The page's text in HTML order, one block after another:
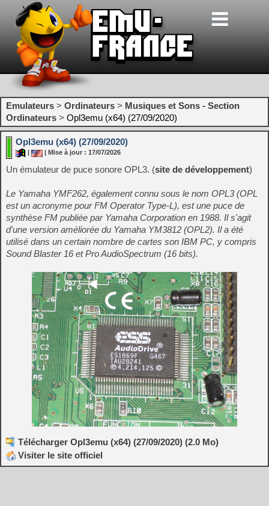
Emulateurs > Ordinateurs > Musiques et Sons - Section
Ordinateurs > Opl3emu (x64) (27/09/2020)
Opl3emu (x64) (27/09/2020)
| Mise à jour : 17/07/2026
Un émulateur de puce sonore OPL3. (site de développement)
Le Yamaha YMF262, également connu sous le nom OPL3 (OPL
est un acronyme pour FM Operator Type-L), est une puce de
synthèse FM publiée par Yamaha Corporation en 1988. Il s'agit
d'une version améliorée du Yamaha YM3812 (OPL2). Il a été
utilisé dans un certain nombre de cartes son IBM PC, y compris
Sound Blaster 16 et Pro AudioSpectrum (16 bits).
Télécharger Opl3emu (x64) (27/09/2020) (2.0 Mo)
Visiter le site officiel